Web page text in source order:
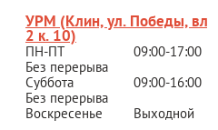
УРМ (Клин, ул. Победы, вл.
2 к. 10)
ПН-ПТ
09:00-17:00
Без перерыва
Суббота
09:00-16:00
Без перерыва
Воскресенье
Выходной